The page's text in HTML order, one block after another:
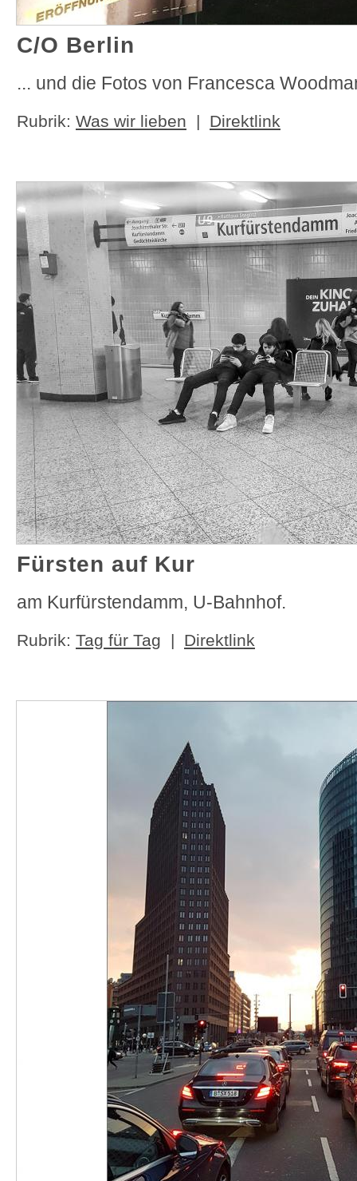
C/O Berlin
... und die Fotos von Francesca
Rubrik: Was wir lieben | Direktlink
Fürsten auf Kur
am Kurfürstendamm, U-Bahnhof.
Rubrik: Tag für Tag | Direktlink